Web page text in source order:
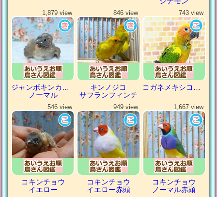
1,879 view
ジャンボキンカチョウ
ノーマル
846 view
キンノジコ
サフランフィンチ
743 view
コガネメキシコインコ
546 view
コキンチョウ
イエロー
949 view
コキンチョウ
イエロー赤頭
1,667 view
コキンチョウ
ノーマル赤頭